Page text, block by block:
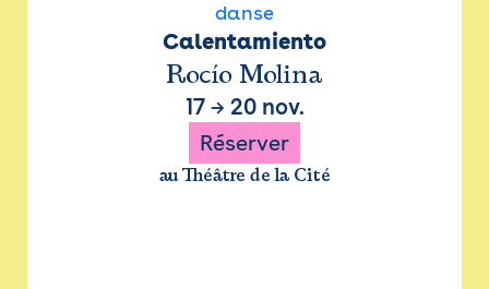
danse
Calentamiento
Rocío Molina
17→ 20 nov.
Réserver
au Théâtre de la Cité